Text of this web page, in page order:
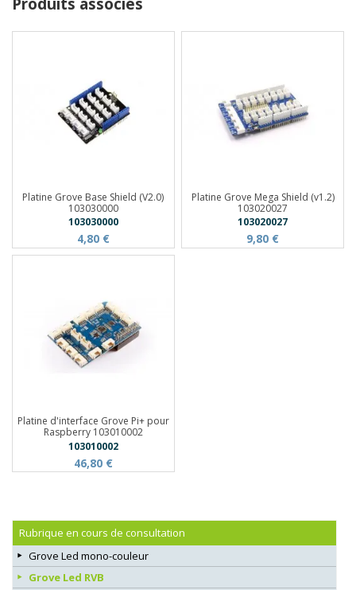
Platine Grove Base Shield (V2.0)
103030000
103030000
4,80 €
Platine Grove Mega Shield (v1.2)
103020027
103020027
9,80 €
Platine d'interface Grove Pi+ pour
Raspberry 103010002
103010002
46,80 €
Rubrique en cours de consultation
Grove Led mono-couleur
Grove Led RVB